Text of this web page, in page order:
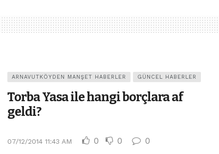
ARNAVUTKÖYDEN MANŞET HABERLER GÜNCEL HABERLER
Torba Yasa ile hangi borçlara af
geldi?
07/12/2014 11:43 AM 0 0 0